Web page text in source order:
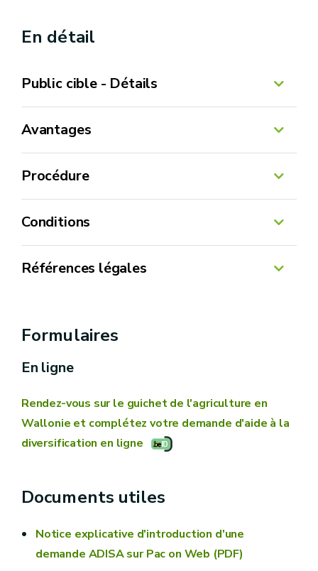
En détail
Public cible - Détails
Avantages
Procédure
Conditions
Disposer d’un numéro Partenaire
Réaliser les investissements dans un délai
imparti
Références légales
septembre 2015 relatif aux aides au
secteur agricole et ses arrêtés modificatifs
exécutant l'arrêté du Gouvernement wallon du
10 septembre relatif aux aides au
développement et à l'investissement dans le
Formulaires
En ligne
Rendez-vous sur le guichet de l'agriculture en
Wallonie et complétez votre demande d'aide à la
diversification en ligne
Documents utiles
Notice explicative d'introduction d'une
demande ADISA sur Pac on Web (PDF)